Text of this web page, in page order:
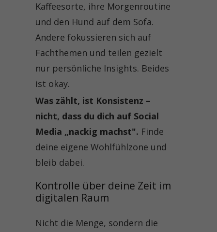
Kaffeesorte, ihre Morgenroutine
und den Hund auf dem Sofa.
Andere fokussieren sich auf
Fachthemen und teilen gezielt
nur persönliche Insights. Beides
ist okay.
Was zählt, ist Konsistenz –
nicht, dass du dich auf Social
Media „nackig machst". Finde
deine eigene Wohlfühlzone und
bleib dabei.
Kontrolle über deine Zeit im
digitalen Raum
Nicht die Menge, sondern die